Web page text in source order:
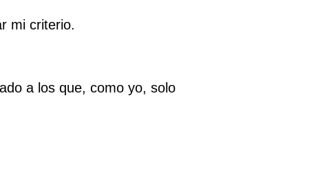
mi criterio.
a los que, como yo, solo